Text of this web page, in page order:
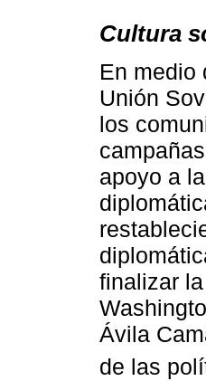
Cultura
En medio
Unión
los
apoyo a
finalizar
Ávila
de las